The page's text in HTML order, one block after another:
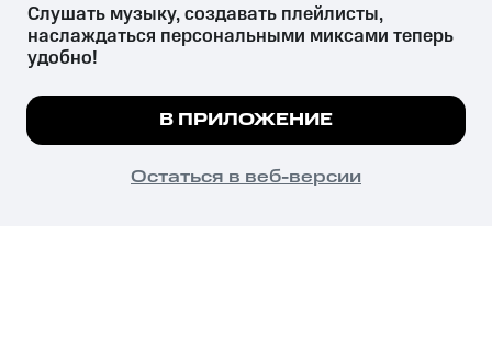
психотропных веществ, их аналогов причиняет вред здоровью,
их незаконный оборот запрещён и влечёт установленную
законодательством ответственность.
© 2026 ООО «КИОН».
Все права защищены
Мы используем куки, чтобы на сайте все
Подробнее
ПОНЯТНО
Слушать музыку, создавать плейлисты,
наслаждаться персональными миксами теперь
удобно!
В ПРИЛОЖЕНИЕ
Остаться в веб-версии